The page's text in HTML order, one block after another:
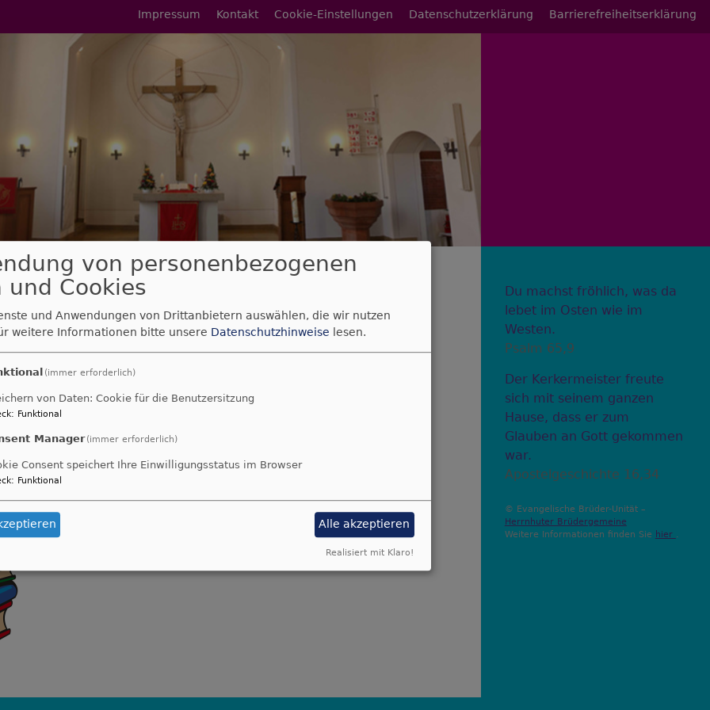
Fußbereichsmenü
Impressum Kontakt Cookie-Einstellungen Datenschutzerklärung Barrierefreiheitserklärung
Papier" - Kinderbuchflohmarkt
Papier" -
Die Gemeindebücherei lädt herzlich ein zum
Kinderbuchflohmarkt
am 9. September von 9 - 15 Uhr
Du machst fröhlich, was da
lebet im Osten wie im
Westen.
Psalm 65,9
Der Kerkermeister freute
sich mit seinem ganzen
Hause, dass er zum
Glauben an Gott gekommen
war.
Apostelgeschichte 16,34
© Evangelische Brüder-Unität –
Herrnhuter Brüdergemeine
Weitere Informationen finden Sie hier .
von personenbezogenen
und Cookies
und Anwendungen von Drittanbietern auswählen, die wir nutzen
weitere Informationen bitte unsere Datenschutzhinweise lesen.
(immer erforderlich)
von Daten: Cookie für die Benutzersitzung
: Funktional
Manager (immer erforderlich)
Consent speichert Ihre Einwilligungsstatus im Browser
: Funktional
Alle akzeptieren
Realisiert mit Klaro!